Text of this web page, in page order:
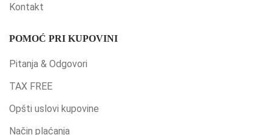
Kontakt
POMOĆ PRI KUPOVINI
Pitanja & Odgovori
TAX FREE
Opšti uslovi kupovine
Način plaćanja